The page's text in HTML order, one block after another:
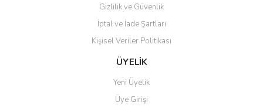
Gönder
Gizlilik ve Güvenlik
İptal ve İade Şartları
Kişisel Veriler Politikası
ÜYELİK
Yeni Üyelik
Üye Girişi